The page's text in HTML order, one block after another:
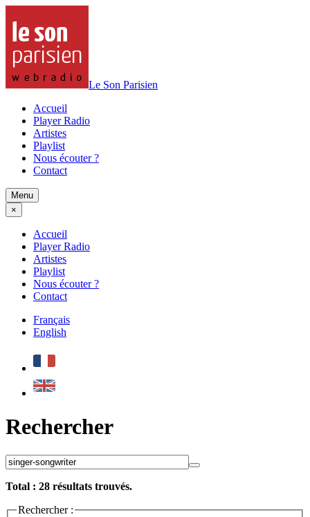
Le Son Parisien
Accueil
Player Radio
Artistes
Playlist
Nous écouter ?
Contact
Menu
×
Accueil
Player Radio
Artistes
Playlist
Nous écouter ?
Contact
Français
English
Rechercher
Total : 28 résultats trouvés.
Rechercher :